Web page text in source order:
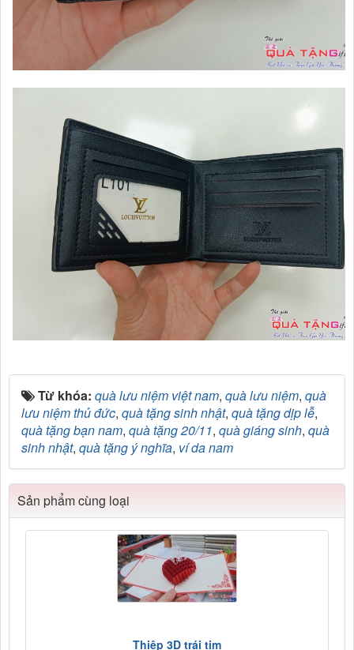
Từ khóa: quà lưu niệm việt nam, quà lưu niệm, quà
lưu niệm thủ đức, quà tặng sinh nhật, quà tặng dịp lễ,
quà tặng bạn nam, quà tặng 20/11, quà giáng sinh, quà
sinh nhật, quà tặng ý nghĩa, ví da nam
Sản phẩm cùng loại
Thiệp 3D trái tim